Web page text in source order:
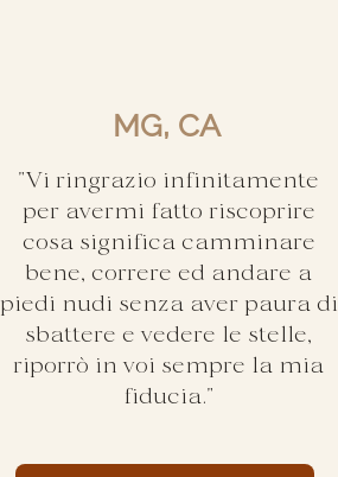
MG, CA
"Vi ringrazio infinitamente
per avermi fatto riscoprire
cosa significa camminare
bene, correre ed andare a
piedi nudi senza aver paura di
sbattere e vedere le stelle,
riporrò in voi sempre la mia
fiducia."